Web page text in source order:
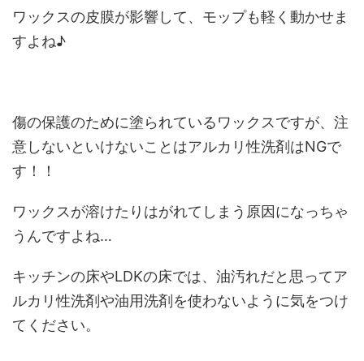
ワックスの皮膜が影響して、モップも軽く動かせま
すよね♪
傷の保護のために塗られているワックスですが、注
意しないといけないことはアルカリ性洗剤はNGで
す！！
ワックスが溶けたりはがれてしまう原因になっちゃ
うんですよね…
キッチンの床やLDKの床では、油汚れだと思ってア
ルカリ性洗剤や油用洗剤を使わないように気をつけ
てください。